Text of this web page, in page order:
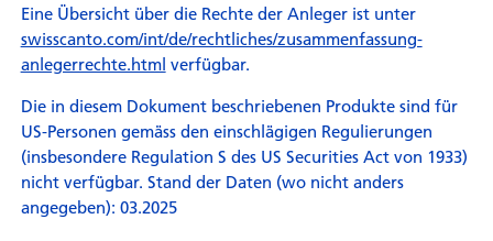
Eine Übersicht über die Rechte der Anleger ist unter
swisscanto.com/int/de/rechtliches/zusammenfassung-
anlegerrechte.html verfügbar.
Die in diesem Dokument beschriebenen Produkte sind für
US-Personen gemäss den einschlägigen Regulierungen
(insbesondere Regulation S des US Securities Act von 1933)
nicht verfügbar. Stand der Daten (wo nicht anders
angegeben): 03.2025